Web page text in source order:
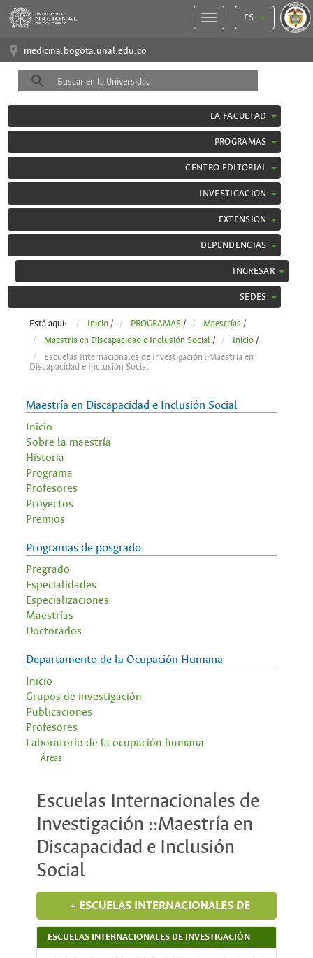
ES
medicina.bogota.unal.edu.co
LA FACULTAD
PROGRAMAS
CENTRO EDITORIAL
INVESTIGACION
EXTENSION
DEPENDENCIAS
INGRESAR
SEDES
Está aquí: Inicio / PROGRAMAS / Maestrías /
Maestría en Discapacidad e Inclusión Social / Inicio /
Escuelas Internacionales de Investigación ::Maestría en
Discapacidad e Inclusión Social
Maestría en Discapacidad e Inclusión Social
Inicio
Sobre la maestría
Historia
Programa
Profesores
Proyectos
Premios
Programas de posgrado
Pregrado
Especialidades
Especializaciones
Maestrías
Doctorados
Departamento de la Ocupación Humana
Inicio
Grupos de investigación
Publicaciones
Profesores
Laboratorio de la ocupación humana
Áreas
Escuelas Internacionales de
Investigación ::Maestría en
Discapacidad e Inclusión
Social
+ ESCUELAS INTERNACIONALES DE
INVESTIGACIÓN
ESCUELAS INTERNACIONALES DE INVESTIGACIÓN